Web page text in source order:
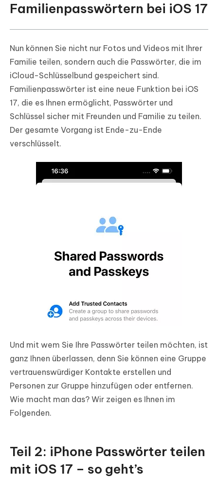
Familienpasswörtern bei iOS 17
Nun können Sie nicht nur Fotos und Videos mit Ihrer
Familie teilen, sondern auch die Passwörter, die im
iCloud-Schlüsselbund gespeichert sind.
Familienpasswörter ist eine neue Funktion bei iOS
17, die es Ihnen ermöglicht, Passwörter und
Schlüssel sicher mit Freunden und Familie zu teilen.
Der gesamte Vorgang ist Ende-zu-Ende
verschlüsselt.
Und mit wem Sie Ihre Passwörter teilen möchten, ist
ganz Ihnen überlassen, denn Sie können eine Gruppe
vertrauenswürdiger Kontakte erstellen und
Personen zur Gruppe hinzufügen oder entfernen.
Wie macht man das? Wir zeigen es Ihnen im
Folgenden.
Teil 2: iPhone Passwörter teilen
mit iOS 17 – so geht’s